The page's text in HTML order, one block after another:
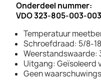
Onderdeel nummer:
VDO 323-805-003-
Temperatuur
Schroefdraad: 5/8-
Weerstandswaarde:
Uitgang: Geïsoleerd
Geen